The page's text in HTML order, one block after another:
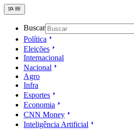
Buscar
Política
Eleições
Internacional
Nacional
Agro
Infra
Esportes
Economia
CNN Money
Inteligência Artificial